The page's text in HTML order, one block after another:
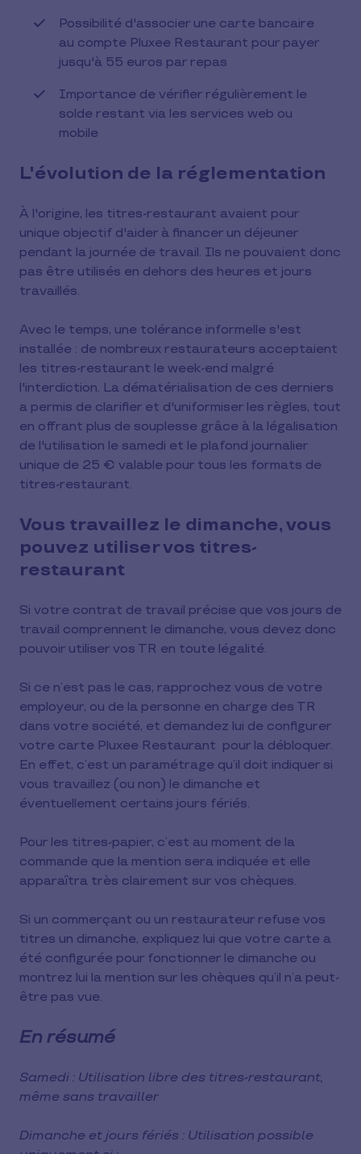
Possibilité d'associer une carte bancaire
au compte Pluxee Restaurant pour payer
jusqu'à 55 euros par repas
Importance de vérifier régulièrement le
solde restant via les services web ou
mobile
L'évolution de la réglementation
À l'origine, les titres-restaurant avaient pour
unique objectif d'aider à financer un déjeuner
pendant la journée de travail. Ils ne pouvaient donc
pas être utilisés en dehors des heures et jours
travaillés.
Avec le temps, une tolérance informelle s'est
installée : de nombreux restaurateurs acceptaient
les titres-restaurant le week-end malgré
l'interdiction. La dématérialisation de ces derniers
a permis de clarifier et d'uniformiser les règles, tout
en offrant plus de souplesse grâce à la légalisation
de l'utilisation le samedi et le plafond journalier
unique de 25 € valable pour tous les formats de
titres-restaurant.
Vous travaillez le dimanche, vous
pouvez utiliser vos titres-
restaurant
Si votre contrat de travail précise que vos jours de
travail comprennent le dimanche, vous devez donc
pouvoir utiliser vos TR en toute légalité.
Si ce n’est pas le cas, rapprochez vous de votre
employeur, ou de la personne en charge des TR
dans votre société, et demandez lui de configurer
votre carte Pluxee Restaurant pour la débloquer.
En effet, c’est un paramétrage qu’il doit indiquer si
vous travaillez (ou non) le dimanche et
éventuellement certains jours fériés.
Pour les titres-papier, c’est au moment de la
commande que la mention sera indiquée et elle
apparaîtra très clairement sur vos chèques.
Si un commerçant ou un restaurateur refuse vos
titres un dimanche, expliquez lui que votre carte a
été configurée pour fonctionner le dimanche ou
montrez lui la mention sur les chèques qu’il n’a peut-
être pas vue.
En résumé
Samedi : Utilisation libre des titres-restaurant,
même sans travailler
Dimanche et jours fériés : Utilisation possible